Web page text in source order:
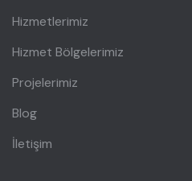
Hizmetlerimiz
Hizmet Bölgelerimiz
Projelerimiz
Blog
İletişim